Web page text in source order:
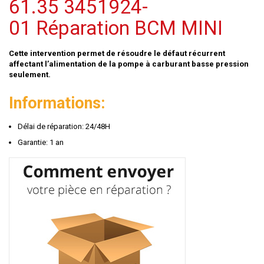
61.35 3451924-
01 Réparation BCM MINI
Cette intervention permet de résoudre le défaut récurrent
affectant l’alimentation de la pompe à carburant basse pression
seulement.
Informations:
Délai de réparation: 24/48H
Garantie: 1 an